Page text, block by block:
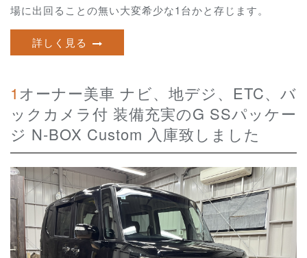
場に出回ることの無い大変希少な1台かと存じます。
詳しく見る
1オーナー美車 ナビ、地デジ、ETC、バ
ックカメラ付 装備充実のG SSパッケー
ジ N-BOX Custom 入庫致しました